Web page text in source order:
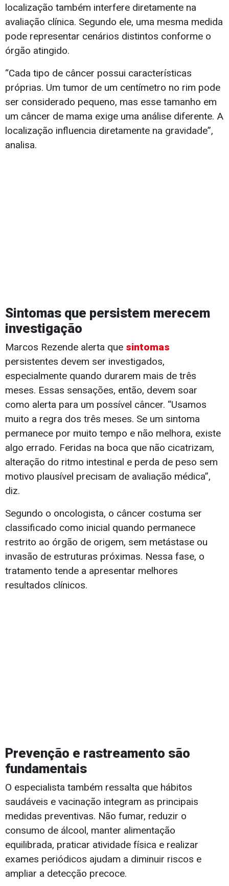
localização também interfere diretamente na
avaliação clínica. Segundo ele, uma mesma medida
pode representar cenários distintos conforme o
órgão atingido.
“Cada tipo de câncer possui características
próprias. Um tumor de um centímetro no rim pode
ser considerado pequeno, mas esse tamanho em
um câncer de mama exige uma análise diferente. A
localização influencia diretamente na gravidade”,
analisa.
Sintomas que persistem merecem
investigação
Marcos Rezende alerta que sintomas
persistentes devem ser investigados,
especialmente quando durarem mais de três
meses. Essas sensações, então, devem soar
como alerta para um possível câncer. “Usamos
muito a regra dos três meses. Se um sintoma
permanece por muito tempo e não melhora, existe
algo errado. Feridas na boca que não cicatrizam,
alteração do ritmo intestinal e perda de peso sem
motivo plausível precisam de avaliação médica”,
diz.
Segundo o oncologista, o câncer costuma ser
classificado como inicial quando permanece
restrito ao órgão de origem, sem metástase ou
invasão de estruturas próximas. Nessa fase, o
tratamento tende a apresentar melhores
resultados clínicos.
Prevenção e rastreamento são
fundamentais
O especialista também ressalta que hábitos
saudáveis e vacinação integram as principais
medidas preventivas. Não fumar, reduzir o
consumo de álcool, manter alimentação
equilibrada, praticar atividade física e realizar
exames periódicos ajudam a diminuir riscos e
ampliar a detecção precoce.